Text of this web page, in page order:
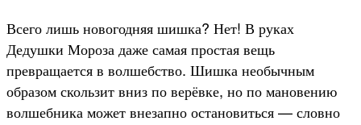
Всего лишь новогодняя шишка? Нет! В руках
Дедушки Мороза даже самая простая вещь
превращается в волшебство. Шишка необычным
образом скользит вниз по верёвке, но по мановению
волшебника может внезапно остановиться — словно